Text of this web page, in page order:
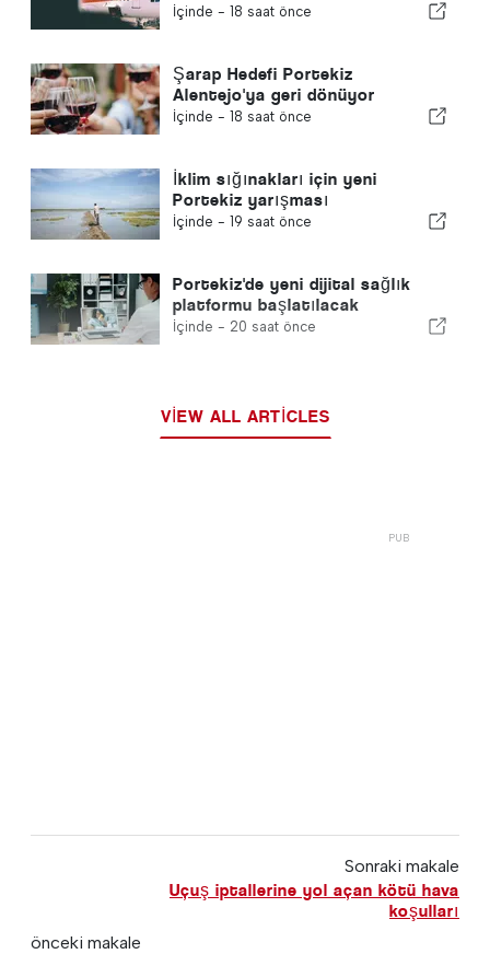
İçinde - 18 saat önce
Şarap Hedefi Portekiz
Alentejo'ya geri dönüyor
İçinde - 18 saat önce
İklim sığınakları için yeni
Portekiz yarışması
İçinde - 19 saat önce
Portekiz'de yeni dijital sağlık
platformu başlatılacak
İçinde - 20 saat önce
VIEW ALL ARTICLES
Sonraki makale
Uçuş iptallerine yol açan kötü hava
koşulları
önceki makale